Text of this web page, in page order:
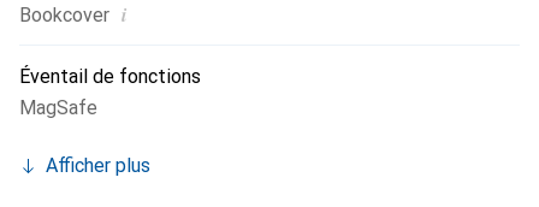
Bookcover i
Éventail de fonctions
MagSafe
Afficher plus